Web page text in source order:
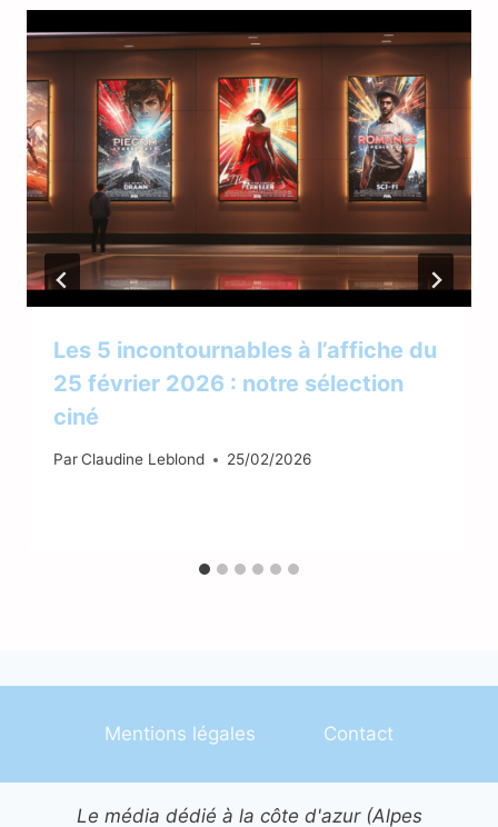
Les 5 incontournables à l’affiche du
25 février 2026 : notre sélection
ciné
ParClaudine Leblond 25/02/2026
Mentions légales Contact
Le média dédié à la côte d'azur (Alpes